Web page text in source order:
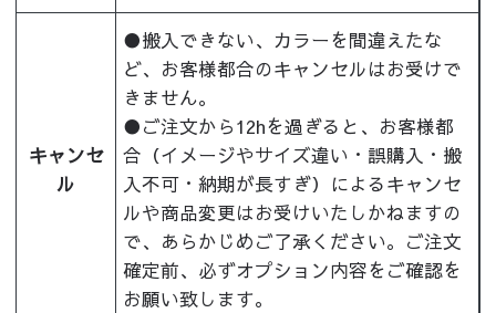
キャンセ
ル
●搬入できない、カラーを間違えたな
ど、お客様都合のキャンセルはお受けで
きません。
●ご注文から12hを過ぎると、お客様都
合（イメージやサイズ違い・誤購入・搬
入不可・納期が長すぎ）によるキャンセ
ルや商品変更はお受けいたしかねますの
で、あらかじめご了承ください。ご注文
確定前、必ずオプション内容をご確認を
お願い致します。